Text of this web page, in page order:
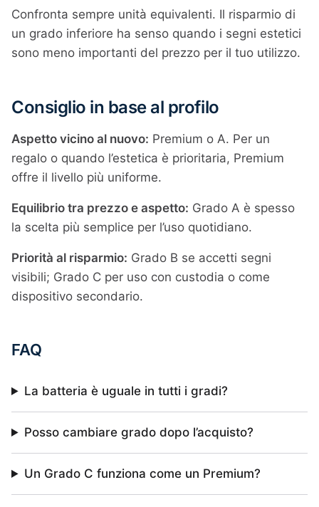
Confronta sempre unità equivalenti. Il risparmio di
un grado inferiore ha senso quando i segni estetici
sono meno importanti del prezzo per il tuo utilizzo.
Consiglio in base al profilo
Aspetto vicino al nuovo: Premium o A. Per un
regalo o quando l’estetica è prioritaria, Premium
offre il livello più uniforme.
Equilibrio tra prezzo e aspetto: Grado A è spesso
la scelta più semplice per l’uso quotidiano.
Priorità al risparmio: Grado B se accetti segni
visibili; Grado C per uso con custodia o come
dispositivo secondario.
FAQ
La batteria è uguale in tutti i gradi?
Posso cambiare grado dopo l’acquisto?
Un Grado C funziona come un Premium?